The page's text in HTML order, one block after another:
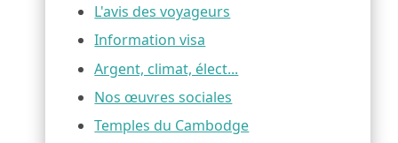
L'avis des voyageurs
Information visa
Argent, climat, élect...
Nos œuvres sociales
Temples du Cambodge